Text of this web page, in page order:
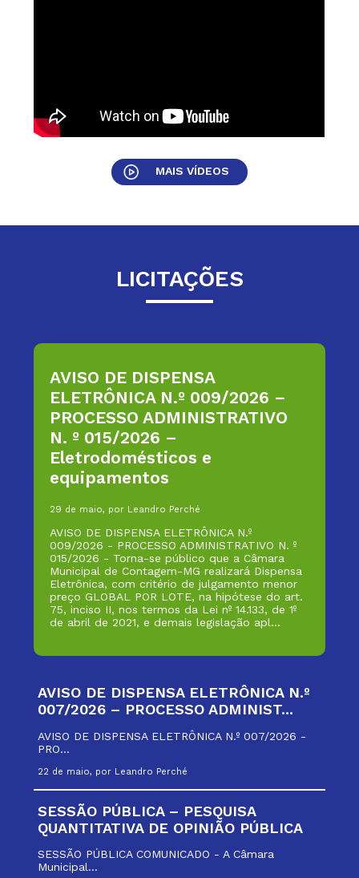
MAIS VÍDEOS
LICITAÇÕES
AVISO DE DISPENSA
ELETRÔNICA N.º 009/2026 –
PROCESSO ADMINISTRATIVO
N. º 015/2026 –
Eletrodomésticos e
equipamentos
29 de maio, por Leandro Perché
AVISO DE DISPENSA ELETRÔNICA N.º
009/2026 - PROCESSO ADMINISTRATIVO N. º
015/2026 - Torna-se público que a Câmara
Municipal de Contagem-MG realizará Dispensa
Eletrônica, com critério de julgamento menor
preço GLOBAL POR LOTE, na hipótese do art.
75, inciso II, nos termos da Lei nº 14.133, de 1º
de abril de 2021, e demais legislação apl...
AVISO DE DISPENSA ELETRÔNICA N.º
007/2026 – PROCESSO ADMINIST...
AVISO DE DISPENSA ELETRÔNICA N.º 007/2026 -
PRO...
22 de maio, por Leandro Perché
SESSÃO PÚBLICA – PESQUISA
QUANTITATIVA DE OPINIÃO PÚBLICA
SESSÃO PÚBLICA COMUNICADO - A Câmara
Municipal...